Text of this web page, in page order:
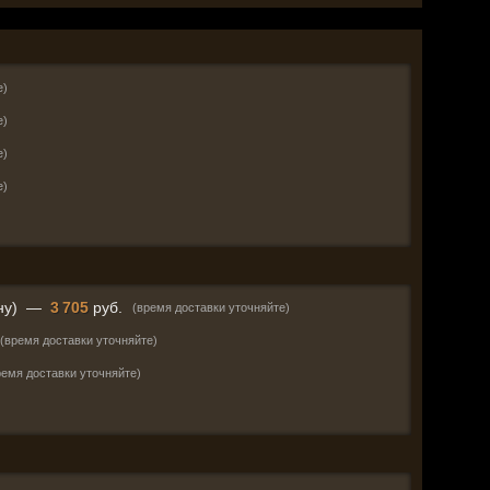
— 3 705 руб. (время доставки уточняйте)
(время доставки уточняйте)
доставки уточняйте)